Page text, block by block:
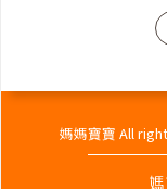
媽媽寶寶 All